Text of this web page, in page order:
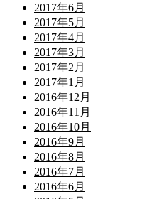
2017年6月
2017年5月
2017年4月
2017年3月
2017年2月
2017年1月
2016年12月
2016年11月
2016年10月
2016年9月
2016年8月
2016年7月
2016年6月